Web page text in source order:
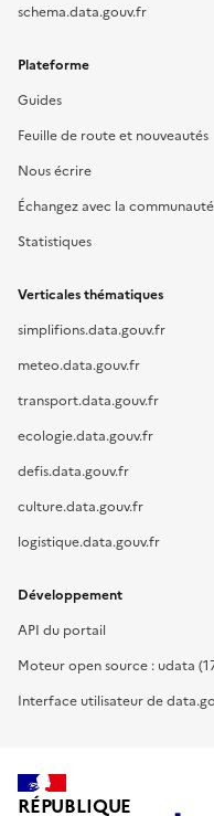
schema.data.gouv.fr
Plateforme
Guides
Feuille de route et nouveautés
Nous écrire
Échangez avec la communauté
Statistiques
Verticales thématiques
simplifions.data.gouv.fr
meteo.data.gouv.fr
transport.data.gouv.fr
ecologie.data.gouv.fr
defis.data.gouv.fr
culture.data.gouv.fr
logistique.data.gouv.fr
Développement
API du portail
Moteur open source : udata
Interface utilisateur de
RÉPUBLIQUE